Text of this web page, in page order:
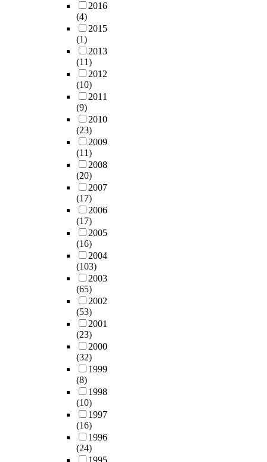
2016
(4)
2015
(1)
2013
(11)
2012
(10)
2011
(9)
2010
(23)
2009
(11)
2008
(20)
2007
(17)
2006
(17)
2005
(16)
2004
(103)
2003
(65)
2002
(53)
2001
(23)
2000
(32)
1999
(8)
1998
(10)
1997
(16)
1996
(24)